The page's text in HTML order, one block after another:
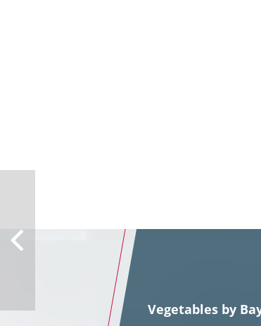
Vegetables by